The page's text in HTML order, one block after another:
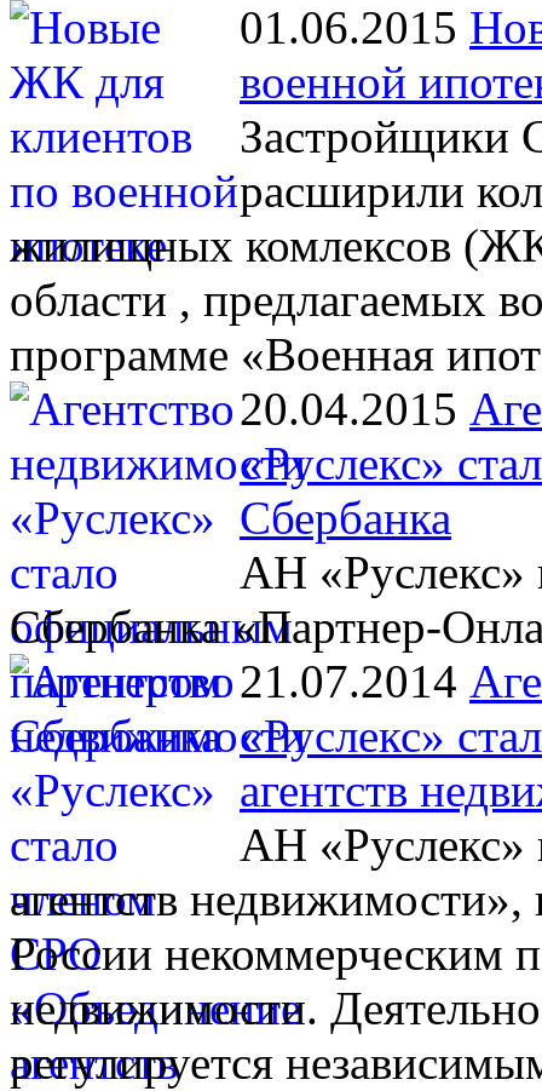
01.06.2015
военной
Застройщики
расширили
жилищных комлексов
области , предлагаемых
программе «Военная
20.04.2015
«Руслекс»
Сбербанка
АН «Руслекс»
Сбербанка «Партнер-
21.07.2014
«Руслекс»
агентств
АН «Руслекс»
агентств недвижимости»,
России некоммерческим
недвижимости.
регулируется